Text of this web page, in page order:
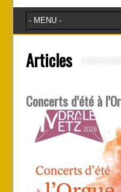
Articles
Concerts d’été à